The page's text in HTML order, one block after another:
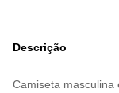
Descrição
Camiseta